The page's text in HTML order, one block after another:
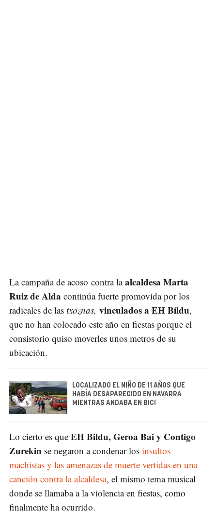
La campaña de acoso contra laalcaldesa Marta
Ruiz de Alda continúa fuerte promovida por los
radicales de las txoznas, vinculados a EH Bildu,
que no han colocado este año en fiestas porque el
consistorio quiso moverles unos metros de su
ubicación.
LOCALIZADO EL NIÑO DE 11 AÑOS QUE
HABÍA DESAPARECIDO EN NAVARRA
MIENTRAS ANDABA EN BICI
Lo cierto es que EH Bildu, Geroa Bai y Contigo
Zurekin se negaron a condenar los insultos
machistas y las amenazas de muerte vertidas en una
canción contra la alcaldesa, el mismo tema musical
donde se llamaba a la violencia en fiestas, como
finalmente ha ocurrido.